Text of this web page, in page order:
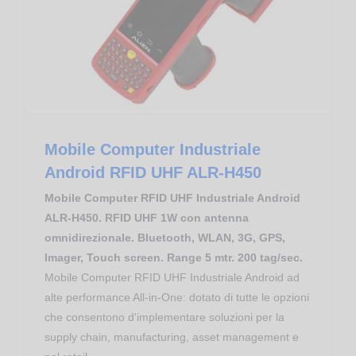
Mobile Computer Industriale
Android RFID UHF ALR-H450
Mobile Computer RFID UHF Industriale Android
ALR-H450. RFID UHF 1W con antenna
omnidirezionale. Bluetooth, WLAN, 3G, GPS,
Imager, Touch screen. Range 5 mtr. 200 tag/sec.
Mobile Computer RFID UHF Industriale Android ad
alte performance All-in-One: dotato di tutte le opzioni
che consentono d'implementare soluzioni per la
supply chain, manufacturing, asset management e